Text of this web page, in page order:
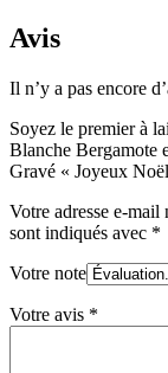
Bergamote
et
Savon
Vert
Cèdre
et
Bois
Gravé
"Joyeux
Noël"
Avis
Il n’y a pas encore
Soyez le premier à
Blanche Bergamote
Gravé « Joyeux
Votre adresse e-mail
sont indiqués avec *
Votre note
Votre avis *